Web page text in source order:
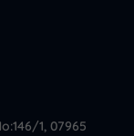
1, 07965